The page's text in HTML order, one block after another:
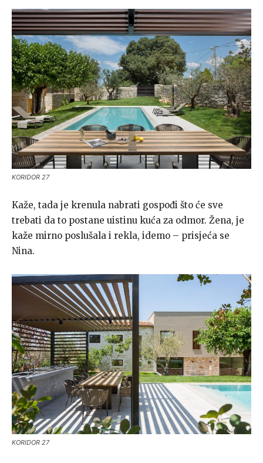
KORIDOR 27
Kaže, tada je krenula nabrati gospođi što će sve
trebati da to postane uistinu kuća za odmor. Žena, je
kaže mirno poslušala i rekla, idemo – prisjeća se
Nina.
KORIDOR 27